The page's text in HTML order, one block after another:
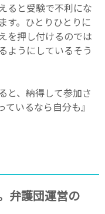
ると受験で不利にな
す。ひとりひとりに
を押し付けるのでは
ようにしているそう
と、納得して参加さ
いるなら自分も』
弁護団運営の